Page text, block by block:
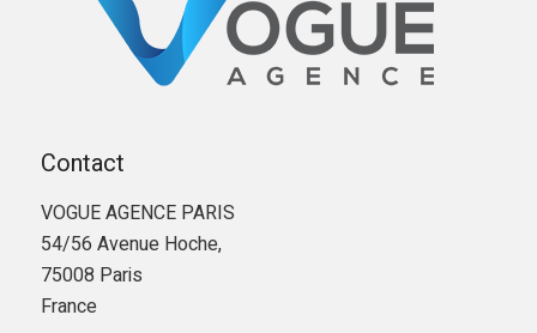
Contact
VOGUE AGENCE PARIS
54/56 Avenue Hoche,
75008 Paris
France